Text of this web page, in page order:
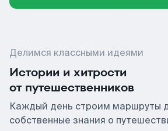
Делимся классными идеями
Истории и хитрости
от путешественников
Каждый день строим маршруты
собственные знания о